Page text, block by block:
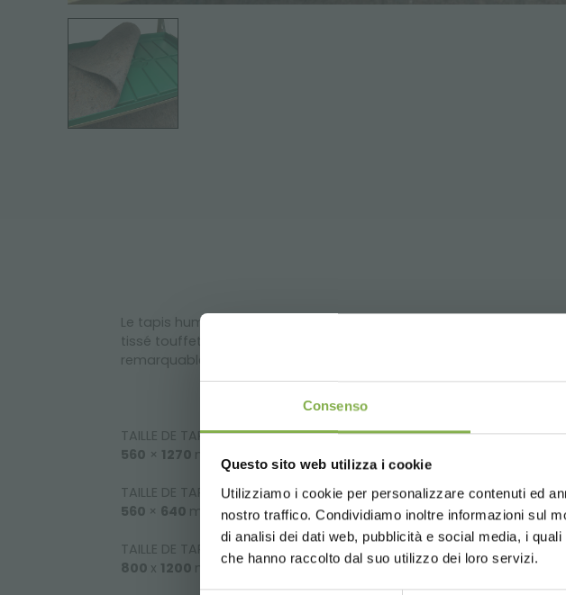
Consenso
Questo sito web utilizza i cookie
Utilizziamo i cookie per personalizzare contenuti ed
nostro traffico. Condividiamo inoltre informazioni sul
di analisi dei dati web, pubblicità e social media, i
che hanno raccolto dal suo utilizzo dei loro servizi.
Le tapis humidificateur pour vasque est un accessoire
tissé touffeté et thermofixé en polypropylène de 300 gr/m2. LE
remarquables capacités de drainage que lui permettent
TAILLE DE TAPIS pourChariot DC:
560 × 1270 mm
TAILLE DE TAPIS pourDemi-chariot DC :
560 × 640 mm
TAILLE DE TAPIS pour Europalette
800 x 1200 mm
Connectez-